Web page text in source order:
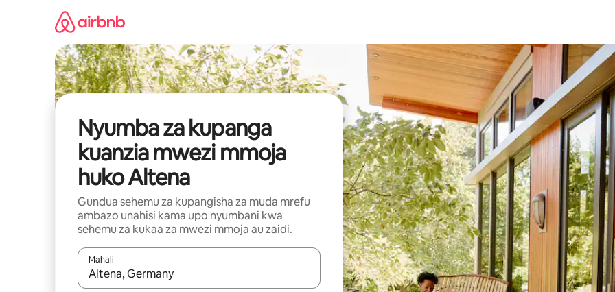
Nyumba za kupanga
kuanzia mwezi mmoja
huko Altena
Gundua sehemu za kupangisha za muda mrefu
ambazo unahisi kama upo nyumbani kwa
sehemu za kukaa za mwezi mmoja au zaidi.
Mahali
Wakati matokeo yanapatikana, vinjari kwa kutumia vitufe vya vishale vya juu na chini au uchunguze kwa kugusa au